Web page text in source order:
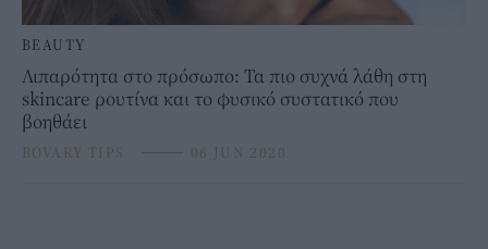
BEAUTY
Λιπαρότητα στο πρόσωπο: Τα πιο συχνά λάθη στη
skincare ρουτίνα και το φυσικό συστατικό που
βοηθάει
BOVARY TIPS ⸻ 06 JUN 2020